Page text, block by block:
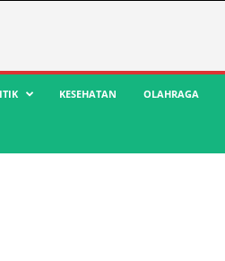
KESEHATAN OLAHRAGA